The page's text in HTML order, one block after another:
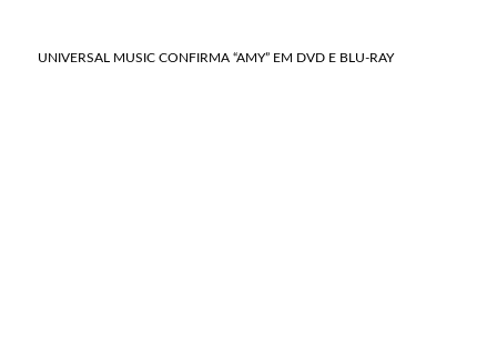
UNIVERSAL MUSIC CONFIRMA “AMY” EM DVD E BLU-RAY